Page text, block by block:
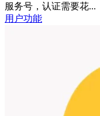
服务号，认证需要花...
用户功能